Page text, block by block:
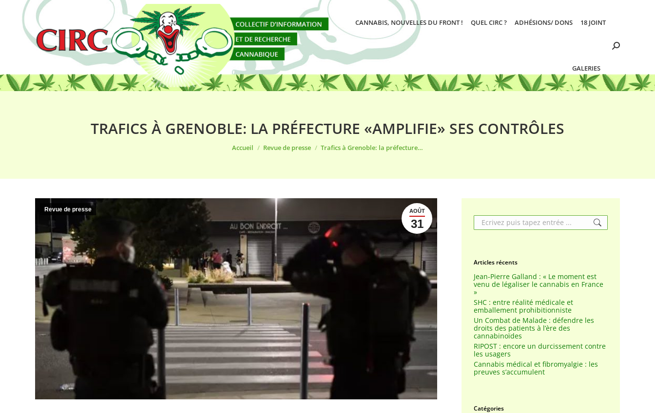
CANNABIS, NOUVELLES DU FRONT ! QUEL CIRC ? ADHÉSIONS/ DONS 18 JOINT
GALERIES
Search:
TRAFICS À GRENOBLE: LA PRÉFECTURE «AMPLIFIE» SES CONTRÔLES
Accueil Revue de presse Trafics à Grenoble: la préfecture…
AOÛT
31
Revue de presse
Search:
Articles récents
Jean-Pierre Galland : « Le moment est
venu de légaliser le cannabis en France
»
SHC : entre réalité médicale et
emballement prohibitionniste
Un Combat de Malade : défendre les
droits des patients à l’ère des
cannabinoïdes
RIPOST : encore un durcissement contre
les usagers
Cannabis médical et fibromyalgie : les
preuves s’accumulent
Catégories